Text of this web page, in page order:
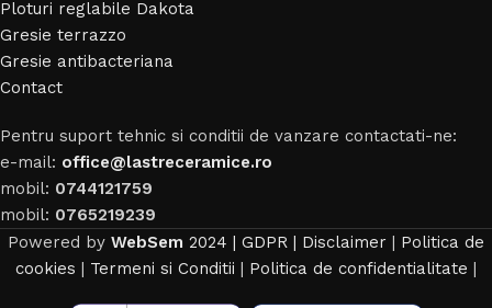
Ploturi reglabile Dakota
Gresie terrazzo
Gresie antibacteriana
Contact
Pentru suport tehnic si conditii de vanzare contactati-ne:
e-mail: office@lastreceramice.ro
mobil: 0744121759
mobil: 0765219239
Powered by WebSem 2024 | GDPR | Disclaimer | Politica de
cookies | Termeni si Conditii | Politica de confidentialitate |